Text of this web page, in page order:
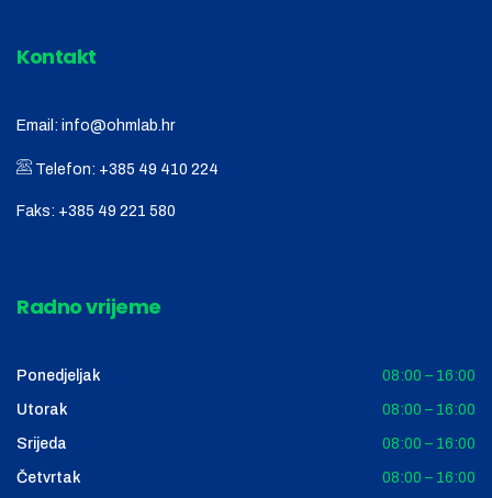
Kontakt
Email: info@ohmlab.hr
Telefon: +385 49 410 224
Faks: +385 49 221 580
Radno vrijeme
Ponedjeljak 08:00 – 16:00
Utorak 08:00 – 16:00
Srijeda 08:00 – 16:00
Četvrtak 08:00 – 16:00